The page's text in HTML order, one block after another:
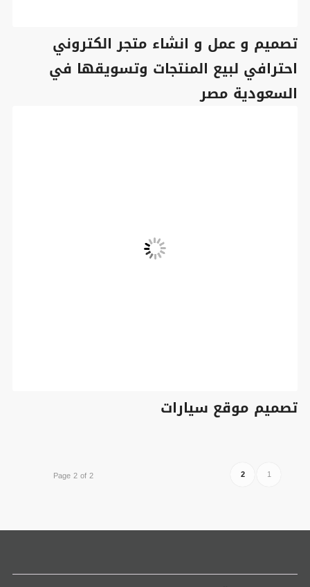
تصميم و عمل و انشاء متجر الكتروني
احترافي لبيع المنتجات وتسويقها في
السعودية مصر
تصميم موقع سيارات
Page 2 of 2 1
2